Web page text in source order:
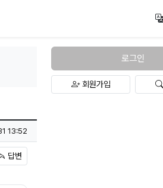
13:52
답변
로그인
회원가입